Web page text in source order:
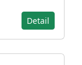
Detail